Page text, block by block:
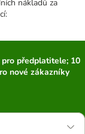
nákladů za
předplatitele; 10
nové zákazníky